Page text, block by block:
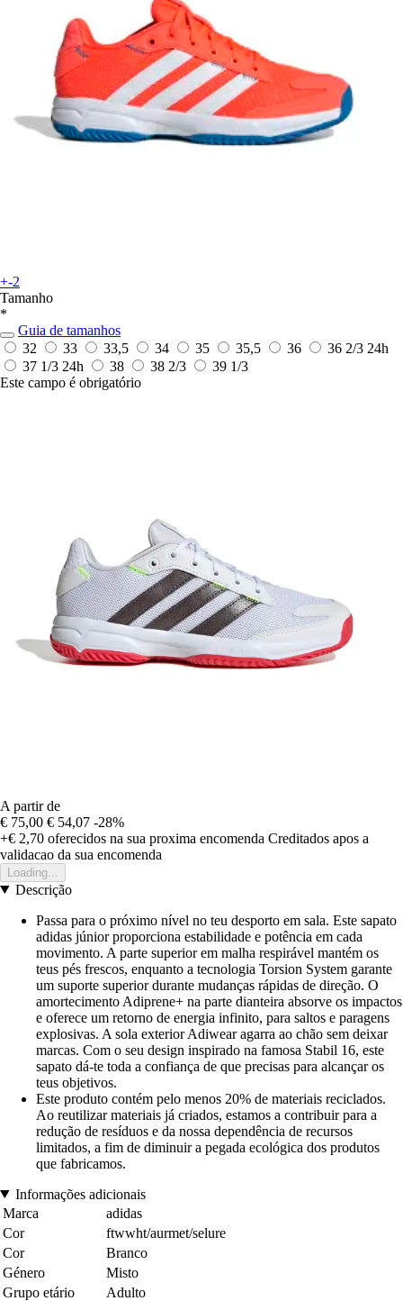
+-2
Tamanho
*
Guia de tamanhos
32
33 33,5 34 35 35,5 36 36 2/3 24h
37 1/3 24h 38 38 2/3
39 1/3
Este campo é obrigatório
A partir de
€ 75,00 € 54,07 -28%
+€ 2,70 oferecidos na sua proxima encomenda Creditados apos a
validacao da sua encomenda
Loading...
Descrição
Passa para o próximo nível no teu desporto em sala. Este sapato
adidas júnior proporciona estabilidade e potência em cada
movimento. A parte superior em malha respirável mantém os
teus pés frescos, enquanto a tecnologia Torsion System garante
um suporte superior durante mudanças rápidas de direção. O
amortecimento Adiprene+ na parte dianteira absorve os impactos
e oferece um retorno de energia infinito, para saltos e paragens
explosivas. A sola exterior Adiwear agarra ao chão sem deixar
marcas. Com o seu design inspirado na famosa Stabil 16, este
sapato dá-te toda a confiança de que precisas para alcançar os
teus objetivos.
Este produto contém pelo menos 20% de materiais reciclados.
Ao reutilizar materiais já criados, estamos a contribuir para a
redução de resíduos e da nossa dependência de recursos
limitados, a fim de diminuir a pegada ecológica dos produtos
que fabricamos.
Informações adicionais
Marca
adidas
Cor
ftwwht/aurmet/selure
Cor
Branco
Género
Misto
Grupo etário
Adulto